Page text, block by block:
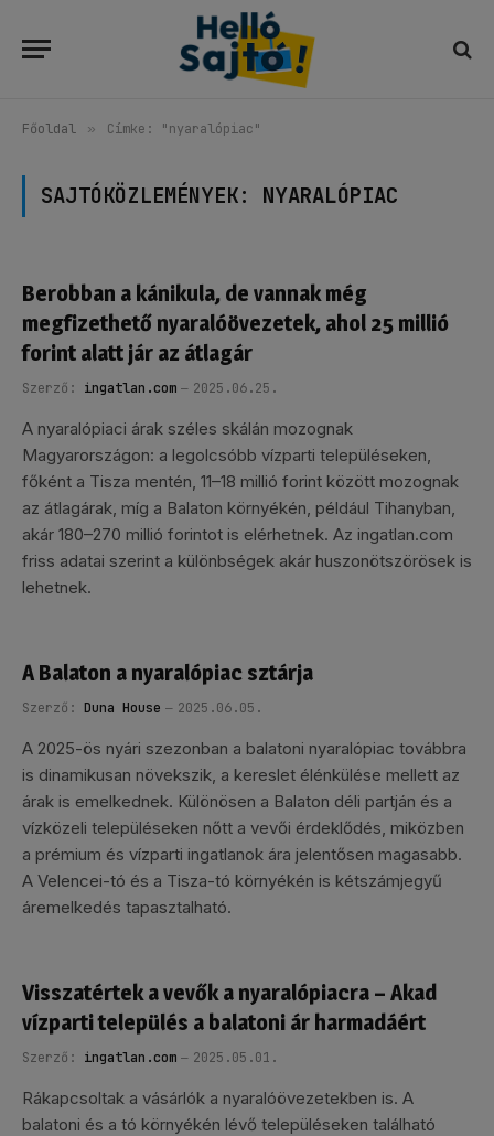
Főoldal » Címke: "nyaralópiac"
SAJTÓKÖZLEMÉNYEK: NYARALÓPIAC
Berobban a kánikula, de vannak még
megfizethető nyaralóövezetek, ahol 25 millió
forint alatt jár az átlagár
Szerző: ingatlan.com 2025.06.25.
A nyaralópiaci árak széles skálán mozognak
Magyarországon: a legolcsóbb vízparti településeken,
főként a Tisza mentén, 11–18 millió forint között mozognak
az átlagárak, míg a Balaton környékén, például Tihanyban,
akár 180–270 millió forintot is elérhetnek. Az ingatlan.com
friss adatai szerint a különbségek akár huszonötszörösek is
lehetnek.
A Balaton a nyaralópiac sztárja
Szerző: Duna House 2025.06.05.
A 2025-ös nyári szezonban a balatoni nyaralópiac továbbra
is dinamikusan növekszik, a kereslet élénkülése mellett az
árak is emelkednek. Különösen a Balaton déli partján és a
vízközeli településeken nőtt a vevői érdeklődés, miközben
a prémium és vízparti ingatlanok ára jelentősen magasabb.
A Velencei-tó és a Tisza-tó környékén is kétszámjegyű
áremelkedés tapasztalható.
Visszatértek a vevők a nyaralópiacra – Akad
vízparti település a balatoni ár harmadáért
Szerző: ingatlan.com 2025.05.01.
Rákapcsoltak a vásárlók a nyaralóövezetekben is. A
balatoni és a tó környékén lévő településeken található